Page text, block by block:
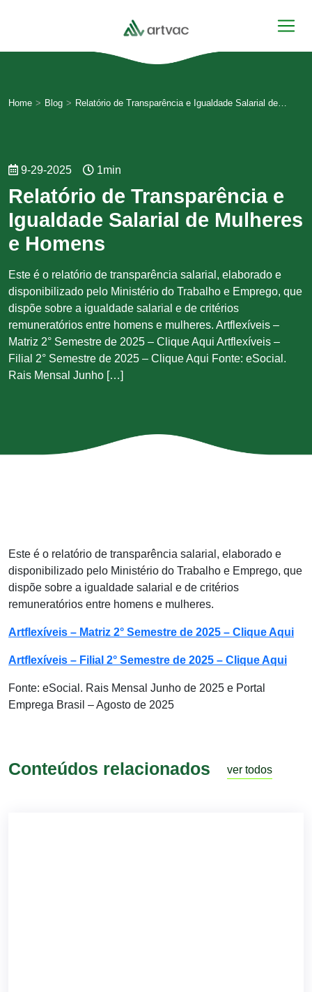
9-29-2025 1min
Relatório de Transparência e
Igualdade Salarial de Mulheres
e Homens
Este é o relatório de transparência salarial, elaborado e
disponibilizado pelo Ministério do Trabalho e Emprego, que
dispõe sobre a igualdade salarial e de critérios
remuneratórios entre homens e mulheres. Artflexíveis –
Matriz 2° Semestre de 2025 – Clique Aqui Artflexíveis –
Filial 2° Semestre de 2025 – Clique Aqui Fonte: eSocial.
Rais Mensal Junho […]
Home > Blog > Relatório de Transparência e Igualdade Salarial de
Este é o relatório de transparência salarial, elaborado e
disponibilizado pelo Ministério do Trabalho e Emprego, que
dispõe sobre a igualdade salarial e de critérios
remuneratórios entre homens e mulheres.
Artflexíveis – Matriz 2° Semestre de 2025 – Clique Aqui
Artflexíveis – Filial 2° Semestre de 2025 – Clique Aqui
Fonte: eSocial. Rais Mensal Junho de 2025 e Portal
Emprega Brasil – Agosto de 2025
Conteúdos relacionados ver todos